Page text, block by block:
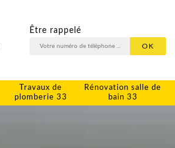
Être rappelé
Travaux de
plomberie 33
Rénovation salle de
bain 33